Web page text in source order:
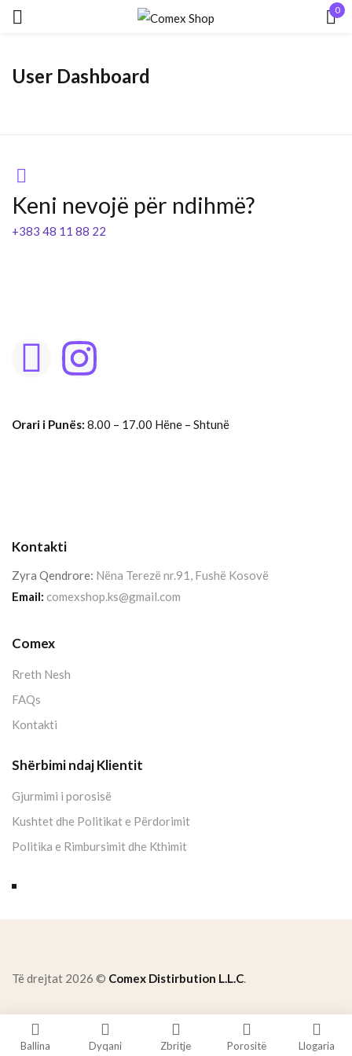
0
Ballina Dyqani Zbritje Porositë Llogaria
User Dashboard
Keni nevojë për ndihmë?
+383 48 11 88 22
Orari i Punës: 8.00 – 17.00 Hëne – Shtunë
Kontakti
Zyra Qendrore: Nëna Terezë nr.91, Fushë Kosovë
Email: comexshop.ks@gmail.com
Comex
Rreth Nesh
FAQs
Kontakti
Shërbimi ndaj Klientit
Gjurmimi i porosisë
Kushtet dhe Politikat e Përdorimit
Politika e Rimbursimit dhe Kthimit
Të drejtat 2026 © Comex Distirbution L.L.C.